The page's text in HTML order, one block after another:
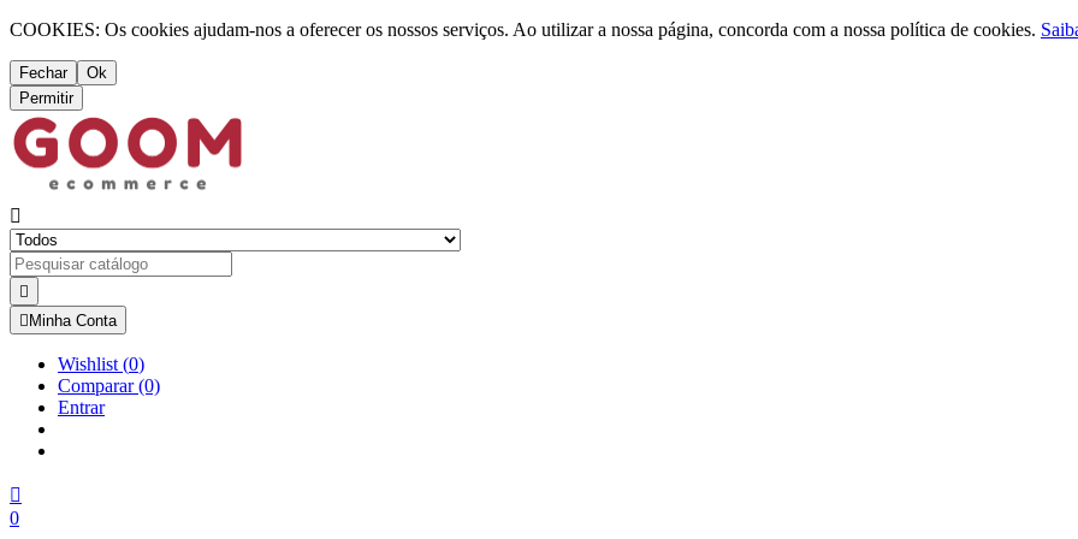
COOKIES: Os cookies ajudam-nos a oferecer os nossos serviços. Ao utilizar a nossa página, concorda com a nossa política de cookies.
Fechar
Ok
Permitir


 Minha Conta
Wishlist (0)
Comparar(0)
Entrar

0